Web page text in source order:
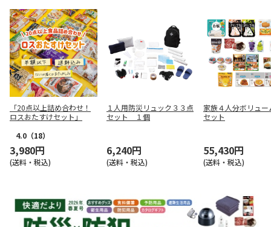
「20点以上詰め合わせ！
ロスおたすけセット」
4.0 （18）
3,980円
(送料・税込)
１人用防災リュック３３点
セット １個
6,240円
(送料・税込)
家族４人分ボリュー
セット
55,430円
(送料・税込)